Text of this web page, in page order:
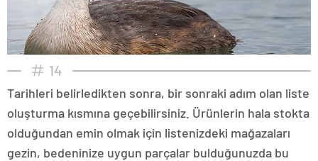
14
Tarihleri belirledikten sonra, bir sonraki adım olan liste
oluşturma kısmına geçebilirsiniz. Ürünlerin hala stokta
olduğundan emin olmak için listenizdeki mağazaları
gezin, bedeninize uygun parçalar bulduğunuzda bu